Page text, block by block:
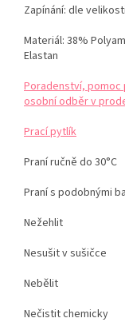
Zapínání: dle velikosti
Materiál: 38%
Elastan
Poradenství, pomoc
osobní odběr v
Prací pytlík
Praní ručně do 30°C
Praní s podobnými
Nežehlit
Nesušit v sušičce
Nebělit
Nečistit chemicky